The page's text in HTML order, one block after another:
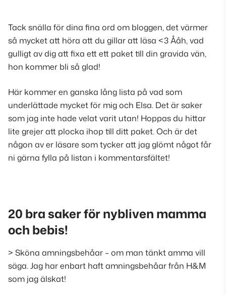
Tack snälla för dina fina ord om bloggen, det värmer
så mycket att höra att du gillar att läsa <3 Ååh, vad
gulligt av dig att fixa ett ett paket till din gravida vän,
hon kommer bli så glad!
Här kommer en ganska lång lista på vad som
underlättade mycket för mig och Elsa. Det är saker
som jag inte hade velat varit utan! Hoppas du hittar
lite grejer att plocka ihop till ditt paket. Och är det
någon av er läsare som tycker att jag glömt något får
ni gärna fylla på listan i kommentarsfältet!
20 bra saker för nybliven mamma
och bebis!
> Sköna amningsbehåar – om man tänkt amma vill
säga. Jag har enbart haft amningsbehåar från H&M
som jag älskat!